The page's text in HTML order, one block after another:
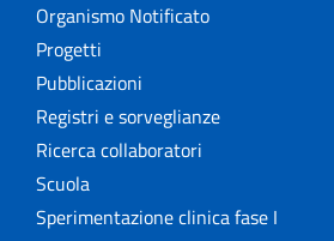
Organismo Notificato
Progetti
Pubblicazioni
Registri e sorveglianze
Ricerca collaboratori
Scuola
Sperimentazione clinica fase I